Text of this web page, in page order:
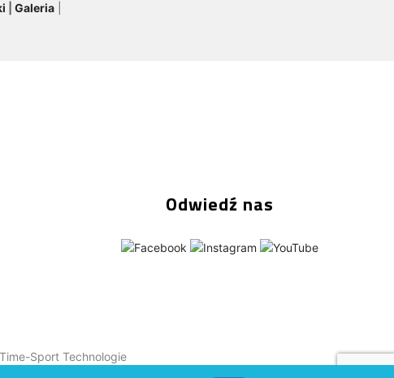
Galeria|
Odwiedź nas
Sport Technologie